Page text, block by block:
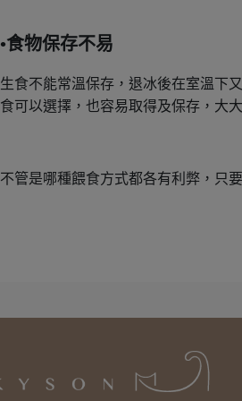
•食物保存不易
生食不能常溫保存，退冰後在室溫下
食可以選擇，也容易取得及保存，大
不管是哪種餵食方式都各有利弊，只